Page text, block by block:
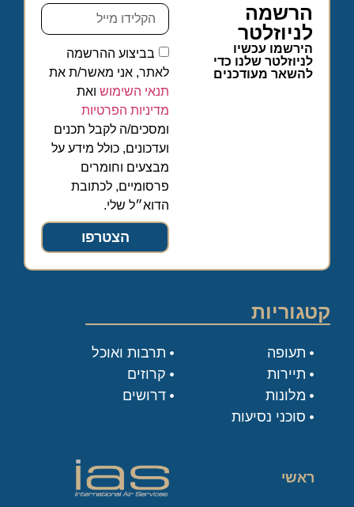
הרשמה
לניוזלטר
הירשמו עכשיו
לניוזלטר שלנו כדי
להשאר מעודכנים
בביצוע ההרשמה
לאתר, אני מאשר/ת את
תנאי השימושואת
מדיניות הפרטיות
ומסכים/ה לקבל תכנים
ועדכונים, כולל מידע על
מבצעים וחומרים
פרסומיים, לכתובת
הדוא״ל שלי.
הצטרפו
קטגוריות
תעופה
תיירות
מלונות
סוכני נסיעות
תרבות ואוכל
קרוזים
דרושים
ראשי